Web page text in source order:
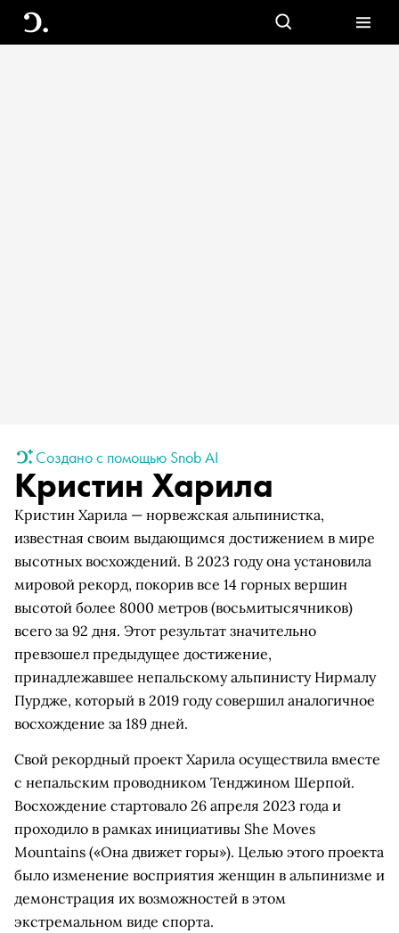
Создано с помощью Snob AI
Кристин Харила
Кристин Харила — норвежская альпинистка,
известная своим выдающимся достижением в мире
высотных восхождений. В 2023 году она установила
мировой рекорд, покорив все 14 горных вершин
высотой более 8000 метров (восьмитысячников)
всего за 92 дня. Этот результат значительно
превзошел предыдущее достижение,
принадлежавшее непальскому альпинисту Нирмалу
Пурдже, который в 2019 году совершил аналогичное
восхождение за 189 дней.
Свой рекордный проект Харила осуществила вместе
с непальским проводником Тенджином Шерпой.
Восхождение стартовало 26 апреля 2023 года и
проходило в рамках инициативы She Moves
Mountains («Она движет горы»). Целью этого проекта
было изменение восприятия женщин в альпинизме и
демонстрация их возможностей в этом
экстремальном виде спорта.